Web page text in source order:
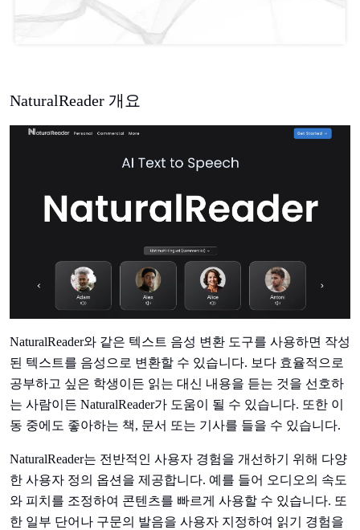
NaturalReader 개요
NaturalReader와 같은 텍스트 음성 변환 도구를 사용하면 작성
된 텍스트를 음성으로 변환할 수 있습니다. 보다 효율적으로
공부하고 싶은 학생이든 읽는 대신 내용을 듣는 것을 선호하
는 사람이든 NaturalReader가 도움이 될 수 있습니다. 또한 이
동 중에도 좋아하는 책, 문서 또는 기사를 들을 수 있습니다.
NaturalReader는 전반적인 사용자 경험을 개선하기 위해 다양
한 사용자 정의 옵션을 제공합니다. 예를 들어 오디오의 속도
와 피치를 조정하여 콘텐츠를 빠르게 사용할 수 있습니다. 또
한 일부 단어나 구문의 발음을 사용자 지정하여 읽기 경험을